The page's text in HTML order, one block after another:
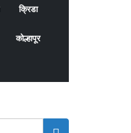
क्रिडा
कोल्हापूर